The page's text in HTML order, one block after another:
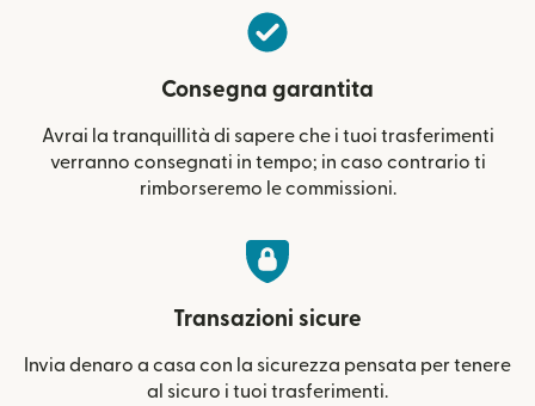
Consegna garantita
Avrai la tranquillità di sapere che i tuoi trasferimenti
verranno consegnati in tempo; in caso contrario ti
rimborseremo le commissioni.
Transazioni sicure
Invia denaro a casa con la sicurezza pensata per tenere
al sicuro i tuoi trasferimenti.